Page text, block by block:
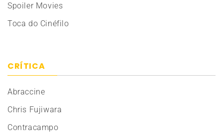
Spoiler Movies
Toca do Cinéfilo
CRÍTICA
Abraccine
Chris Fujiwara
Contracampo